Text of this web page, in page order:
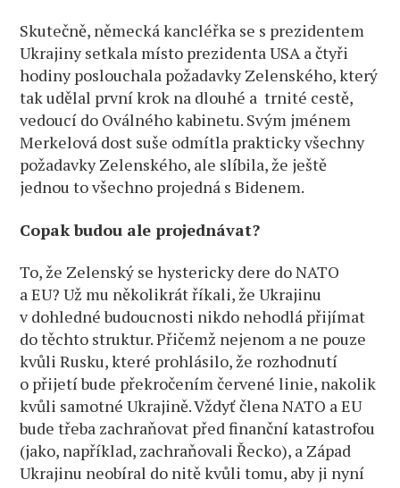
Skutečně, německá kancléřka se s prezidentem
Ukrajiny setkala místo prezidenta USA a čtyři
hodiny poslouchala požadavky Zelenského, který
tak udělal první krok na dlouhé a trnité cestě,
vedoucí do Oválného kabinetu. Svým jménem
Merkelová dost suše odmítla prakticky všechny
požadavky Zelenského, ale slíbila, že ještě
jednou to všechno projedná s Bidenem.
Copak budou ale projednávat?
To, že Zelenský se hystericky dere do NATO
a EU? Už mu několikrát říkali, že Ukrajinu
v dohledné budoucnosti nikdo nehodlá přijímat
do těchto struktur. Přičemž nejenom a ne pouze
kvůli Rusku, které prohlásilo, že rozhodnutí
o přijetí bude překročením červené linie, nakolik
kvůli samotné Ukrajině. Vždyť člena NATO a EU
bude třeba zachraňovat před finanční katastrofou
(jako, například, zachraňovali Řecko), a Západ
Ukrajinu neobíral do nitě kvůli tomu, aby ji nyní